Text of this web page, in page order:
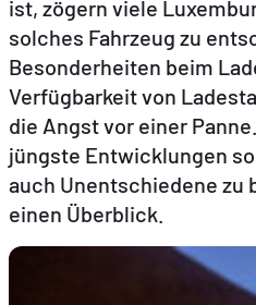
Auf
ist, zögern viele
solches Fahrzeug zu
Besonderheiten beim
Verfügbarkeit von
die Angst vor einer
jüngste Entwicklungen
auch Unentschiedene zu
einen Überblick.